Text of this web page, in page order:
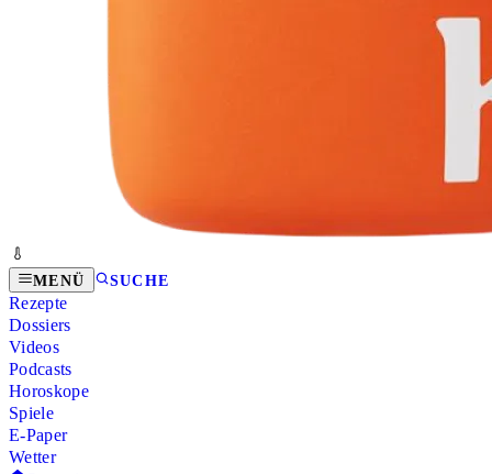
MENÜ SUCHE
Rezepte
Dossiers
Videos
Podcasts
Horoskope
Spiele
E-Paper
Wetter